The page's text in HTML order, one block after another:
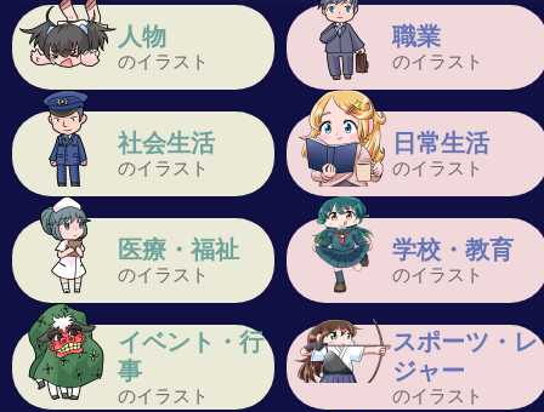
人物
のイラスト
職業
のイラスト
社会生活
のイラスト
日常生活
のイラスト
医療・福祉
のイラスト
学校・教育
のイラスト
イベント・行
事
のイラスト
スポーツ・レ
ジャー
のイラスト